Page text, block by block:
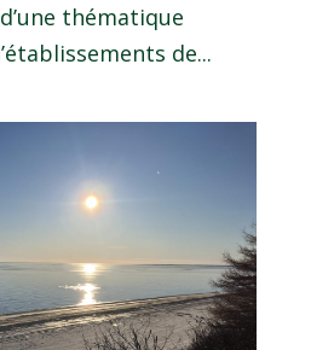
thématique
de...